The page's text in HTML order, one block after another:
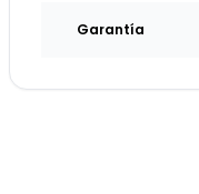
Garantía